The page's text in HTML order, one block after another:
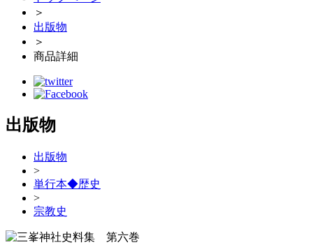
＞
出版物
＞
商品詳細
出版物
出版物
>
単行本◆歴史
>
宗教史